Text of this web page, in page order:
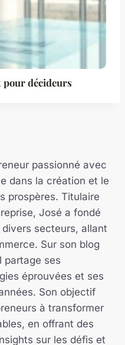
pour décideurs
passionné avec
dans la création et le
prospères. Titulaire
José a fondé
secteurs, allant
Sur son blog
partage ses
éprouvées et ses
Son objectif
à transformer
en offrant des
sur les défis et